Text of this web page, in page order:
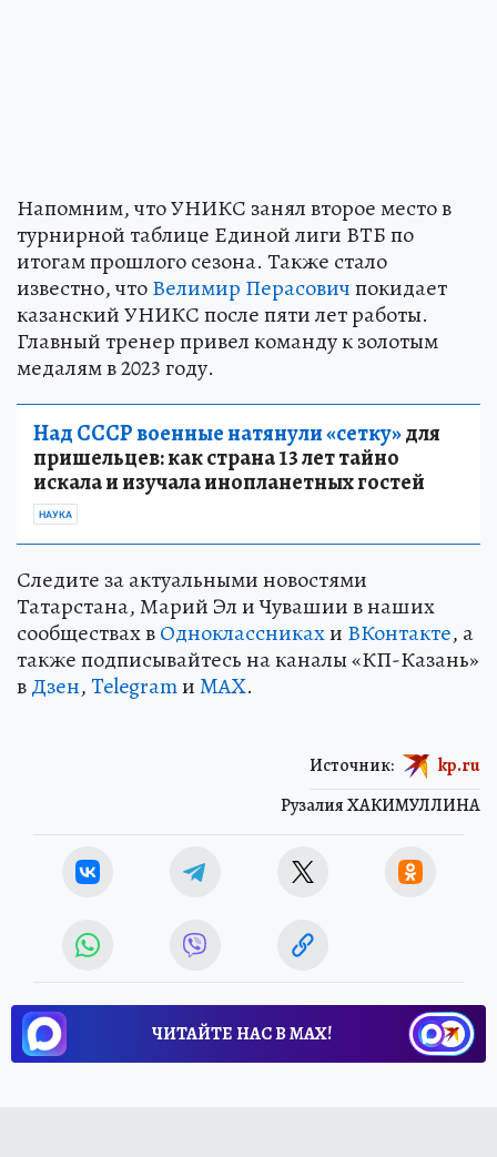
Напомним, что УНИКС занял второе место в
турнирной таблице Единой лиги ВТБ по
итогам прошлого сезона. Также стало
известно, чтоВелимир Перасовичпокидает
казанский УНИКС после пяти лет работы.
Главный тренер привел команду к золотым
медалям в 2023 году.
Над СССР военные натянули «сетку»для
пришельцев: как страна 13 лет тайно
искала и изучала инопланетных гостей
НАУКА
Следите за актуальными новостями
Татарстана, Марий Эл и Чувашии в наших
сообществах вОдноклассникахи ВКонтакте, а
также подписывайтесь на каналы «КП-Казань»
вДзен,TelegramиMAX.
Рузалия ХАКИМУЛЛИНА
Источник: kp.ru
ЧИТАЙТЕ НАС В МАХ!